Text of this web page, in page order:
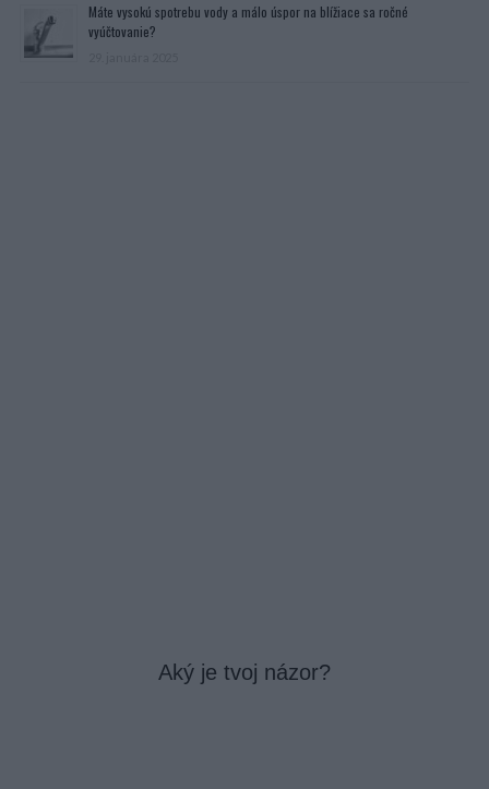
Máte vysokú spotrebu vody a málo úspor na blížiace sa ročné
vyúčtovanie?
Aký je tvoj názor?